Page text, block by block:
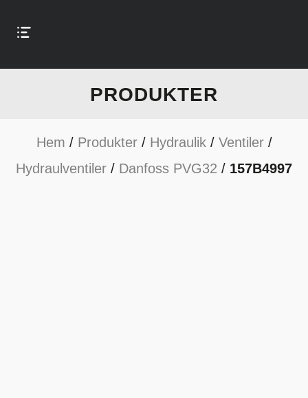
PRODUKTER
Hem / Produkter/ Hydraulik/ Ventiler/
Hydraulventiler / Danfoss PVG32 / 157B4997